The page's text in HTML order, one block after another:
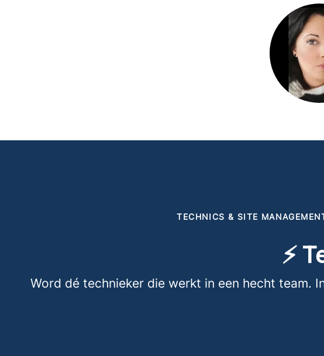
TECHNICS & SITE
⚡
Word dé technieker die werkt in een hecht team.